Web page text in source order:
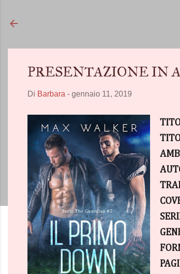
PRESENTAZIONE IN
Di Barbara - gennaio 11, 2019